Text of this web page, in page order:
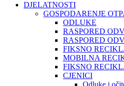
DJELATNOSTI
GOSPODARENJE
ODLUKE
RASPORED
RASPORED
FIKSNO
MOBILNA
FIKSNO
CJENICI
Odluke i